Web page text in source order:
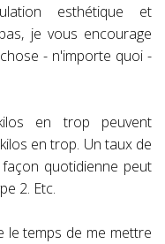
esthétique et
je vous encourage
- n'importe quoi -
en trop peuvent
en trop. Un taux de
quotidienne peut
2. Etc.
le temps de me mettre